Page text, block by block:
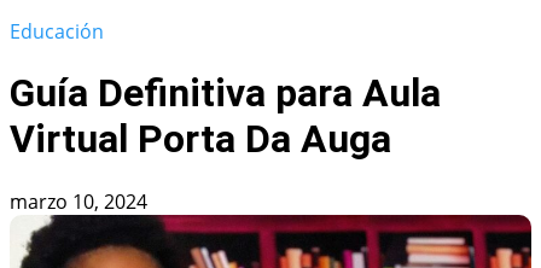
Educación
Guía Definitiva para Aula
Virtual Porta Da Auga
marzo 10, 2024